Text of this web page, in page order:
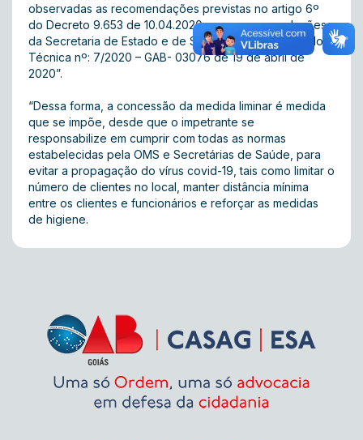
observadas as recomendações previstas no artigo 6º
do Decreto 9.653 de 10.04.2020 e nas recomendações
da Secretaria de Estado e de Saúde, a exemplo da Nota
Técnica nº: 7/2020 – GAB- 03076 de 19 de abril de
2020”.
“Dessa forma, a concessão da medida liminar é medida
que se impõe, desde que o impetrante se
responsabilize em cumprir com todas as normas
estabelecidas pela OMS e Secretárias de Saúde, para
evitar a propagação do vírus covid-19, tais como limitar o
número de clientes no local, manter distância mínima
entre os clientes e funcionários e reforçar as medidas
de higiene.